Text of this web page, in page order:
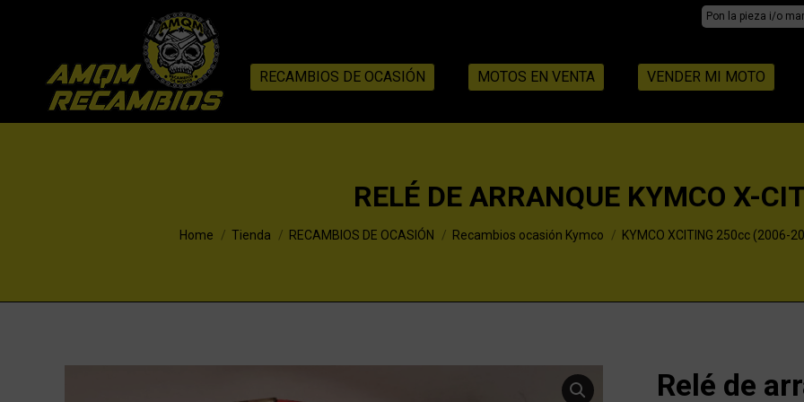
Search:
RECAMBIOS DE OCASIÓN MOTOS EN VENTA VENDER MI MOTO
RELÉ DE ARRANQUE KYMCO X-
You are here:
Home Tienda RECAMBIOS DE OCASIÓN Recambios ocasión Kymco KYMCO XCITING 250cc (2006-
Relé de